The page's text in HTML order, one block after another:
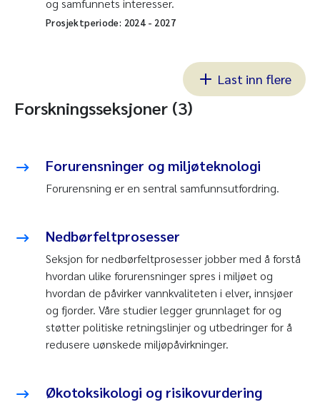
og samfunnets interesser.
Prosjektperiode: 2024- 2027
Last inn flere
Forskningsseksjoner (3)
Forurensninger og miljøteknologi
Forurensning er en sentral samfunnsutfordring.
Nedbørfeltprosesser
Seksjon for nedbørfeltprosesser jobber med å forstå
hvordan ulike forurensninger spres i miljøet og
hvordan de påvirker vannkvaliteten i elver, innsjøer
og fjorder. Våre studier legger grunnlaget for og
støtter politiske retningslinjer og utbedringer for å
redusere uønskede miljøpåvirkninger.
Økotoksikologi og risikovurdering